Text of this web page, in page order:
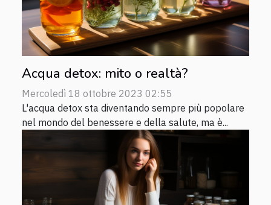
Acqua detox: mito o realtà?
Mercoledì 18 ottobre 2023 02:55
L'acqua detox sta diventando sempre più popolare
nel mondo del benessere e della salute, ma è...